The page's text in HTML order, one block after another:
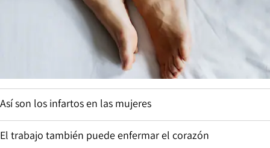
Así son los infartos en las mujeres
El trabajo también puede enfermar el corazón